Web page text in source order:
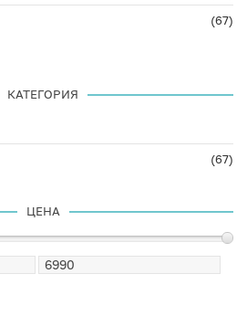
(67)
КАТЕГОРИЯ
(67)
ЦЕНА